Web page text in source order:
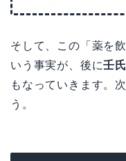
そして、この「薬を
いう事実が、後に壬
もなっていきます。
う。